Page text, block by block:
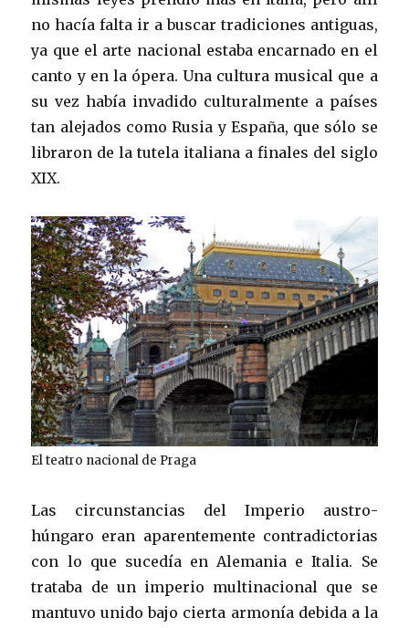
no hacía falta ir a buscar tradiciones antiguas,
ya que el arte nacional estaba encarnado en el
canto y en la ópera. Una cultura musical que a
su vez había invadido culturalmente a países
tan alejados como Rusia y España, que sólo se
libraron de la tutela italiana a finales del siglo
XIX.
El teatro nacional de Praga
Las circunstancias del Imperio austro-
húngaro eran aparentemente contradictorias
con lo que sucedía en Alemania e Italia. Se
trataba de un imperio multinacional que se
mantuvo unido bajo cierta armonía debida a la